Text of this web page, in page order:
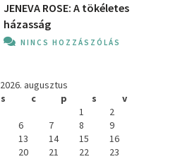
JENEVA ROSE: A ​tökéletes
házasság
NINCS HOZZÁSZÓLÁS
2026. augusztus
s c p s
v
1
2
6 7 8
9
13 14 15
16
20 21 22
23